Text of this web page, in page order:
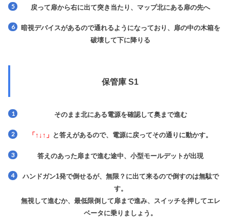
戻って扉から右に出て突き当たり、マップ北にある扉の先へ
暗視デバイスがあるので通れるようになっており、扉の中の木箱を
破壊して下に降りる
保管庫 S1
そのまま北にある電源を確認して奥まで進む
「↑↓↑」 と答えがあるので、電源に戻ってその通りに動かす。
答えのあった扉まで進む途中、小型モールデットが出現
ハンドガン1発で倒せるが、無限？に出て来るので倒すのは無駄で
す。
無視して進むか、最低限倒して扉まで進み、スイッチを押してエレ
ベータに乗りましょう。